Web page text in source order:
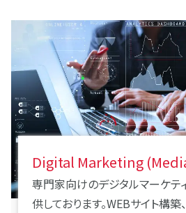
Digital Marketing
専門家向けのデジタルマーケテ
供しております。WEBサイト構